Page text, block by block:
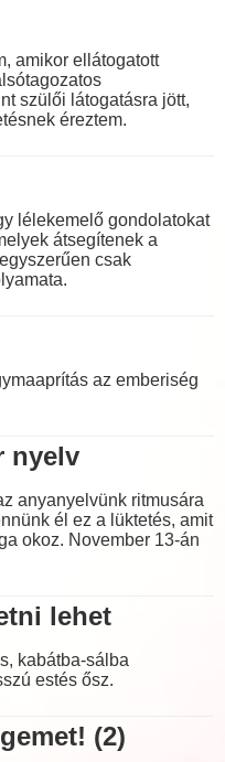
amikor ellátogatott
szülői látogatásra jött,
éreztem.
lélekemelő gondolatokat
átsegítenek a
csak
az emberiség
nyelv
anyanyelvünk ritmusára
él ez a lüktetés, amit
okoz. November 13-án
lehet
kabátba-sálba
estés ősz.
(2)